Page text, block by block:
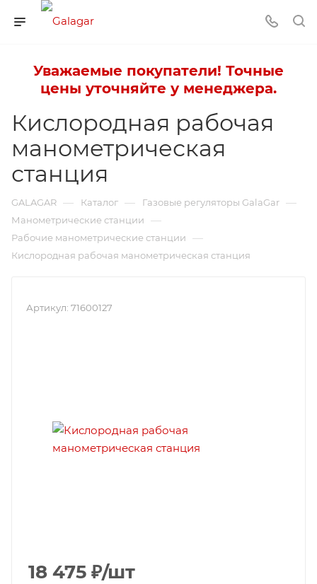
Уважаемые покупатели! Точные
цены уточняйте у менеджера.
Кислородная рабочая
манометрическая
станция
GALAGAR — Каталог — Газовые регуляторы GalaGar —
Манометрические станции —
Рабочие манометрические станции —
Кислородная рабочая манометрическая станция
Артикул: 71600127
18 475 ₽/шт